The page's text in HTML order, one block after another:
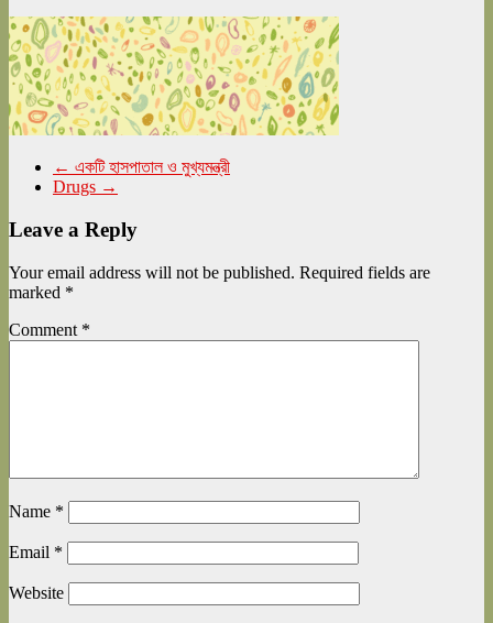
← একটি হাসপাতাল ও মুখ্যমন্ত্রী
Drugs →
Leave a Reply
Your email address will not be published. Required fields are
marked *
Comment *
Name *
Email *
Website